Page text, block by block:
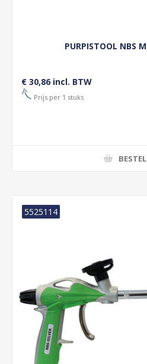
PURPISTOOL NBS
€ 30,86 incl. BTW
Prijs per 1 stuks
5525114